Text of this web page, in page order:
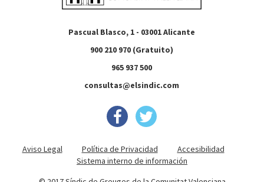
Pascual Blasco, 1 - 03001 Alicante
900 210 970 (Gratuito)
965 937 500
consultas@elsindic.com
Aviso Legal Política de Privacidad
Accesibilidad
Sistema interno de información